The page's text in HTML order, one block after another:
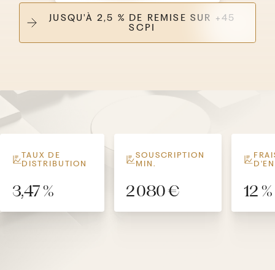
JUSQU'À 2,5 % DE REMISE SUR +45
SCPI
TAUX DE
DISTRIBUTION
3,47 %
SOUSCRIPTION
MIN.
2 080 € 12 %